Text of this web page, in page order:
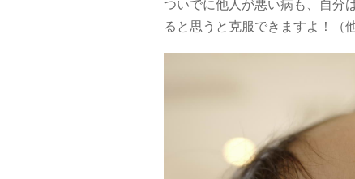
ついでに他人が悪い病も、自分
ると思うと克服できますよ！（